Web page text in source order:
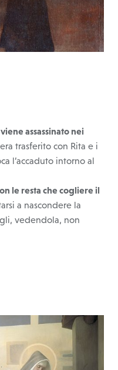
assassinato nei
trasferito con Rita e i
l’accaduto intorno al
le resta che cogliere il
a nascondere la
vedendola, non